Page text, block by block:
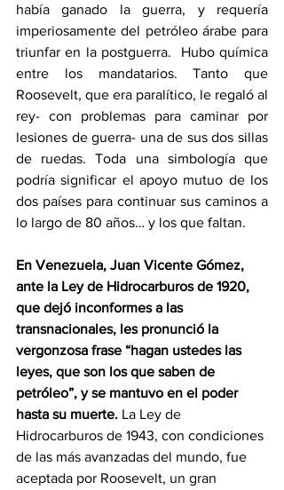
había ganado la guerra, y requería
imperiosamente del petróleo árabe para
triunfar en la postguerra.  Hubo química
entre los mandatarios. Tanto que
Roosevelt, que era paralítico, le regaló al
rey- con problemas para caminar por
lesiones de guerra- una de sus dos sillas
de ruedas. Toda una simbología que
podría significar el apoyo mutuo de los
dos países para continuar sus caminos a
lo largo de 80 años… y los que faltan.
En Venezuela, Juan Vicente Gómez,
ante la Ley de Hidrocarburos de 1920,
que dejó inconformes a las
transnacionales, les pronunció la
vergonzosa frase “hagan ustedes las
leyes, que son los que saben de
petróleo”, y se mantuvo en el poder
hasta su muerte. La Ley de
Hidrocarburos de 1943, con condiciones
de las más avanzadas del mundo, fue
aceptada por Roosevelt, un gran